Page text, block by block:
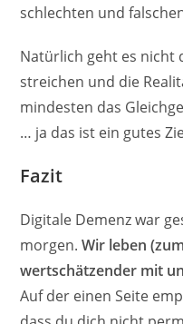
schlechten und
Natürlich geht es nicht
streichen und die
mindesten das
… ja das ist ein gutes
Fazit
Digitale Demenz war
morgen.Wir leben
wertschätzender mit
Auf der einen Seite